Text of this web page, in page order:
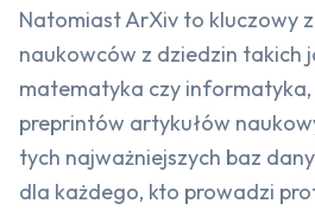
Natomiast ArXiv to kluczowy
naukowców z dziedzin takich
matematyka czy
preprintów artykułów
tych najważniejszych baz
dla każdego, kto prowadzi